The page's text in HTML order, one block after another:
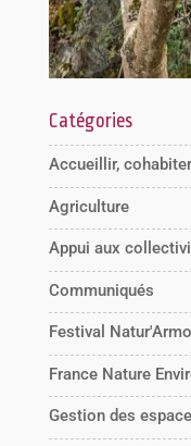
Catégories
Accueillir,
Agriculture
Appui aux
Communiqués
Festival
France Nature
Gestion des